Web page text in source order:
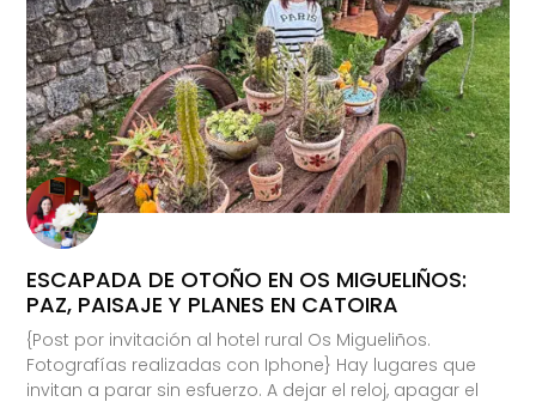
ESCAPADA DE OTOÑO EN OS MIGUELIÑOS:
PAZ, PAISAJE Y PLANES EN CATOIRA
{Post por invitación al hotel rural Os Migueliños.
Fotografías realizadas con Iphone} Hay lugares que
invitan a parar sin esfuerzo. A dejar el reloj, apagar el